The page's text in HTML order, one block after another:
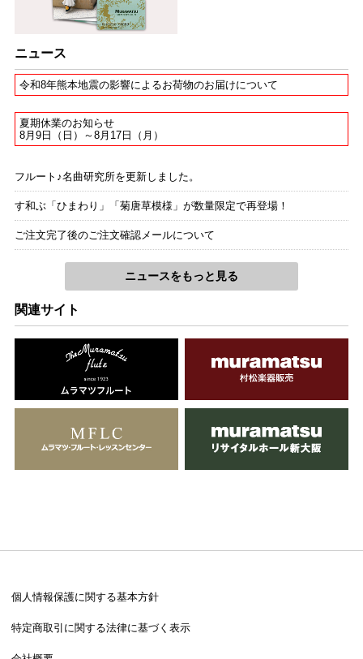
ニュース
令和8年熊本地震の影響によるお荷物のお届けについて
夏期休業のお知らせ
8月9日（日）～8月17日（月）
フルート♪名曲研究所を更新しました。
す和ぶ「ひまわり」「菊唐草模様」が数量限定で再登場！
ご注文完了後のご注文確認メールについて
ニュースをもっと見る
関連サイト
個人情報保護に関する基本方針
特定商取引に関する法律に基づく表示